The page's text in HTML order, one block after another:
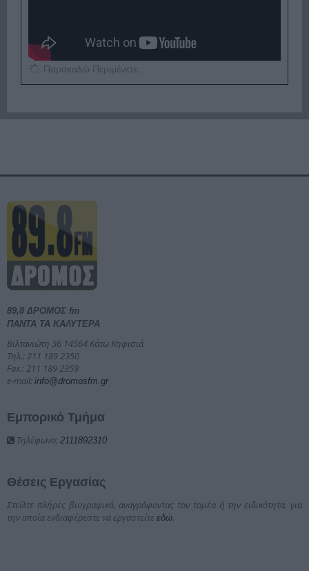
Παρακαλώ Περιμένετε...
89,8 ΔΡΟΜΟΣ fm
ΠΑΝΤΑ ΤΑ ΚΑΛΥΤΕΡΑ
Βιλτανιώτη 36 14564 Κάτω Κηφισιά
Τηλ.: 211 189 2350
Fax.: 211 189 2359
e-mail: info@dromosfm.gr
Εμπορικό Τμήμα
Τηλέφωνο: 2111892310
Θέσεις Εργασίας
Στείλτε πλήρες βιογραφικό, αναγράφοντας τον τομέα ή την ειδικότητα, για
την οποία ενδιαφέρεστε να εργαστείτε εδώ.